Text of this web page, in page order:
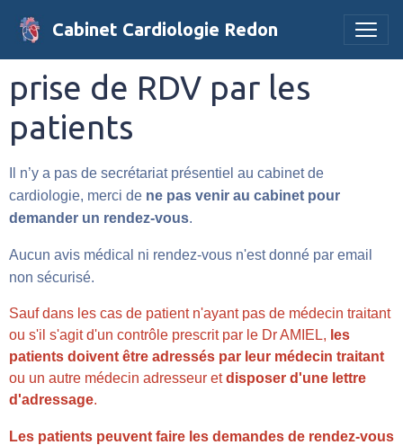
Cabinet Cardiologie Redon
prise de RDV par les
patients
Il n’y a pas de secrétariat présentiel au cabinet de
cardiologie, merci de ne pas venir au cabinet pour
demander un rendez-vous.
​Aucun avis médical ni rendez-vous n'est donné par email
non sécurisé.
Sauf dans les cas de patient n'ayant pas de médecin traitant
ou s'il s'agit d'un contrôle prescrit par le Dr AMIEL, les
patients doivent être adressés par leur médecin traitant
ou un autre médecin adresseur etdisposer d'une lettre
d'adressage.
Les patients peuvent faire les demandes de rendez-vous